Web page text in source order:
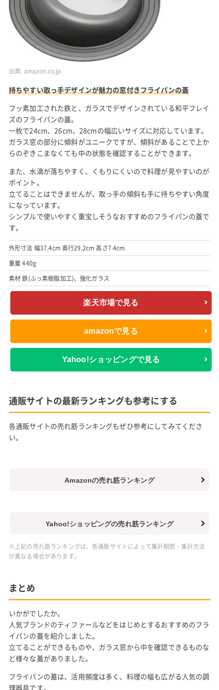
出典: amazon.co.jp
持ちやすい取っ手デザインが魅力の窓付きフライパンの蓋
フッ素加工された鉄と、ガラスでデザインされている和平フレイ
ズのフライパンの蓋。
一枚で24cm、26cm、28cmの幅広いサイズに対応しています。
ガラス窓の部分に傾斜がユニークですが、傾斜があることで上か
らのぞきこまなくても中の状態を確認することができます。
また、水滴が落ちやすく、くもりにくいので料理が見やすいのが
ポイント。
立てることはできませんが、取っ手の傾斜も手に持ちやすい角度
になっています。
シンプルで使いやすく重宝しそうなおすすめのフライパンの蓋で
す。
外形寸法 幅37.4cm 奥行29.2cm 高さ7.4cm
重量 440g
素材 鉄(ふっ素樹脂加工)、強化ガラス
楽天市場で見る
amazonで見る
Yahoo!ショッピングで見る
通販サイトの最新ランキングも参考にする
各通販サイトの売れ筋ランキングもぜひ参考にしてみてくださ
い。
Amazonの売れ筋ランキング
Yahoo!ショッピングの売れ筋ランキング
※上記の売れ筋ランキングは、各通販サイトによって集計期間・集計方法
が異なる場合があります。
まとめ
いかがでしたか。
人気ブランドのティファールなどをはじめとするおすすめのフラ
イパンの蓋を紹介しました。
立てることができるものや、ガラス窓から中を確認できるものな
ど様々な蓋がありました。
フライパンの蓋は、活用頻度は多く、料理の幅も広がる人気の調
理器具です。